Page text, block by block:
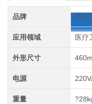
品牌 竹岩
应用领域 医疗
外形尺寸
电源
重量